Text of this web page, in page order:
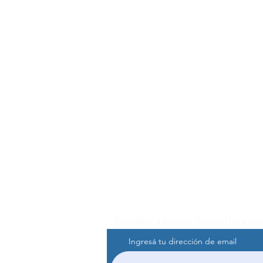
Ingresá tu dirección de email